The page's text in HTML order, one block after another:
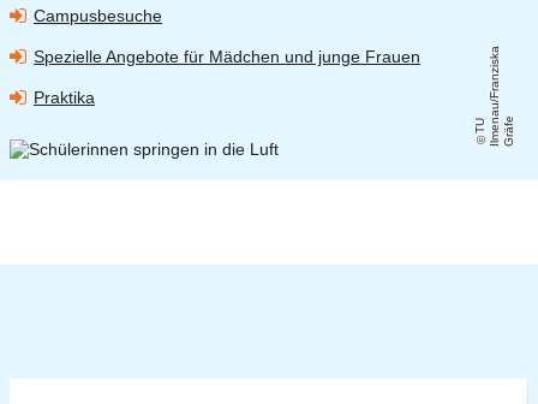
Campusbesuche
Spezielle Angebote für Mädchen und junge Frauen
Praktika
T
U
Il
m
e
n
a
u
/
F
r
a
n
zi
s
k a
G
r
ä
f e